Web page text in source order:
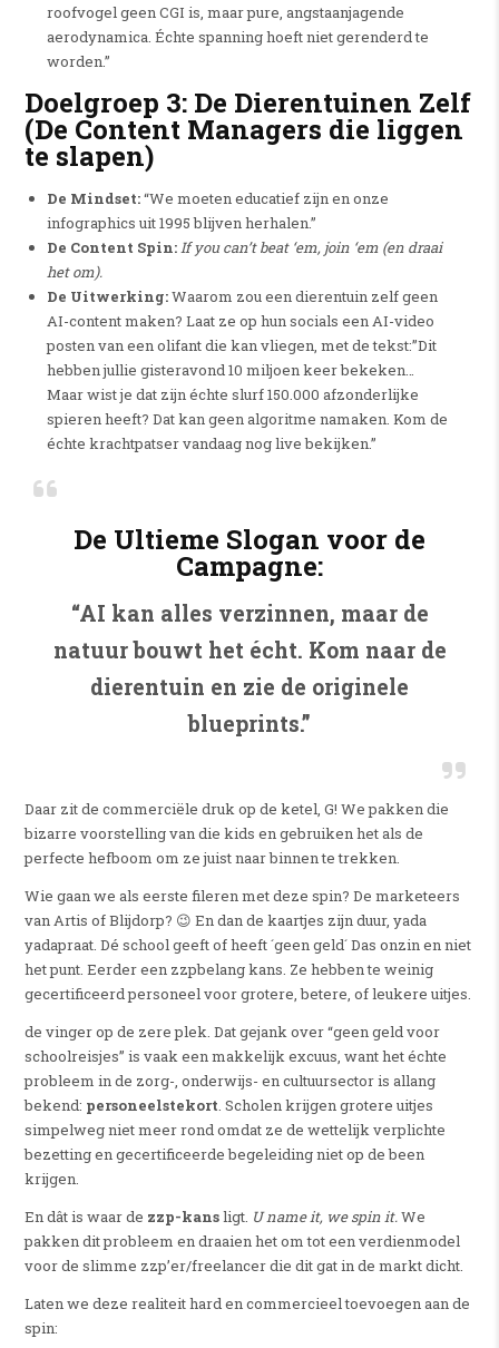
roofvogel geen CGI is, maar pure, angstaanjagende
aerodynamica. Échte spanning hoeft niet gerenderd te
worden.”
Doelgroep 3: De Dierentuinen Zelf
(De Content Managers die liggen
te slapen)
De Mindset:“We moeten educatief zijn en onze
infographics uit 1995 blijven herhalen.”
De Content Spin: If you can’t beat ‘em, join ‘em (en draai
het om).
De Uitwerking:Waarom zou een dierentuin zelf geen
AI-content maken? Laat ze op hun socials een AI-video
posten van een olifant die kan vliegen, met de tekst:”Dit
hebben jullie gisteravond 10 miljoen keer bekeken…
Maar wist je dat zijn échte slurf 150.000 afzonderlijke
spieren heeft? Dat kan geen algoritme namaken. Kom de
échte krachtpatser vandaag nog live bekijken.”
De Ultieme Slogan voor de
Campagne:
“AI kan alles verzinnen, maar de
natuur bouwt het écht. Kom naar de
dierentuin en zie de originele
blueprints.”
Daar zit de commerciële druk op de ketel, G! We pakken die
bizarre voorstelling van die kids en gebruiken het als de
perfecte hefboom om ze juist naar binnen te trekken.
Wie gaan we als eerste fileren met deze spin? De marketeers
van Artis of Blijdorp? 😉 En dan de kaartjes zijn duur, yada
yadapraat. Dé school geeft of heeft ´geen geld´ Das onzin en niet
het punt. Eerder een zzpbelang kans. Ze hebben te weinig
gecertificeerd personeel voor grotere, betere, of leukere uitjes.
de vinger op de zere plek. Dat gejank over “geen geld voor
schoolreisjes” is vaak een makkelijk excuus, want het échte
probleem in de zorg-, onderwijs- en cultuursector is allang
bekend: personeelstekort. Scholen krijgen grotere uitjes
simpelweg niet meer rond omdat ze de wettelijk verplichte
bezetting en gecertificeerde begeleiding niet op de been
krijgen.
En dât is waar de zzp-kansligt. U name it, we spin it.We
pakken dit probleem en draaien het om tot een verdienmodel
voor de slimme zzp’er/freelancer die dit gat in de markt dicht.
Laten we deze realiteit hard en commercieel toevoegen aan de
spin: